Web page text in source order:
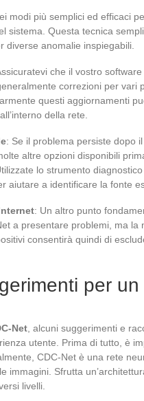
modi più semplici ed efficaci
sistema. Questa tecnica
diverse anomalie inspiegabili.
che il vostro
correzioni per vari
questi aggiornamenti
della rete.
: Se il problema persiste dopo
altre opzioni disponibili
lo strumento
aiutare a identificare la fonte
: Un altro punto
a presentare problemi, ma
consentirà quindi di
per
Net , alcuni suggerimenti e
utente. Prima di tutto, è
CDC-Net è una rete
immagini. Sfrutta
livelli.